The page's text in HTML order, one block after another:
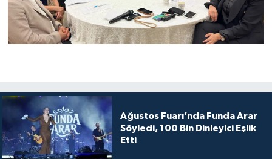
Ağustos Fuarı’nda Funda Arar
Söyledi, 100 Bin Dinleyici Eşlik
Etti